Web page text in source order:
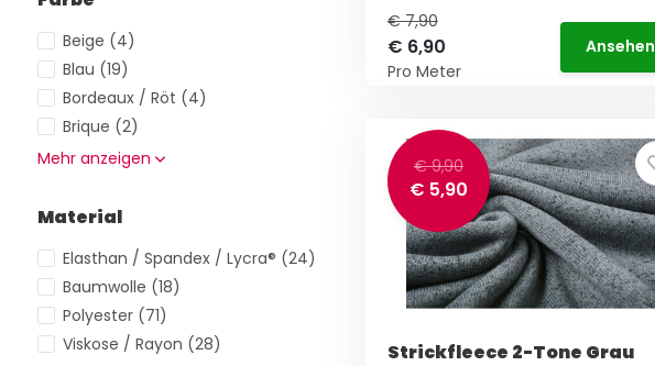
Beige (4)
Blau (19)
Bordeaux / Röt (4)
Brique (2)
Mehr anzeigen
Material
Elasthan / Spandex / Lycra® (24)
Baumwolle (18)
Polyester (71)
Viskose / Rayon (28)
€ 7,90
€ 6,90
Pro Meter
Ansehen
€ 9,90
€ 5,90
Strickfleece 2-Tone Grau